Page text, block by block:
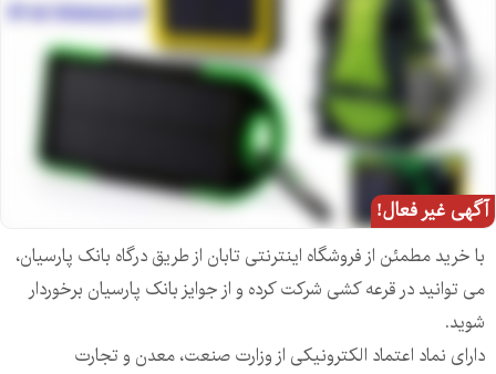
آگهی غیر فعال!
با خرید مطمئن از فروشگاه اینترنتی تابان از طریق درگاه بانک پارسیان،
می توانید در قرعه کشی شرکت کرده و از جوایز بانک پارسیان برخوردار
شوید.
دارای نماد اعتماد الکترونیکی از وزارت صنعت، معدن و تجارت